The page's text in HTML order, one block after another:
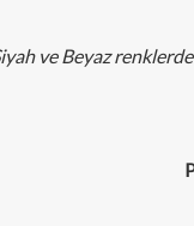
ve Beyaz renklerde